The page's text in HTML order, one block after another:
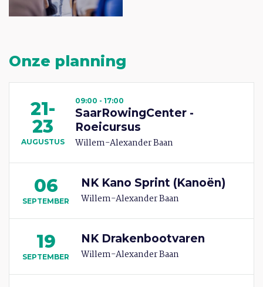
Onze planning
21-
23
AUGUSTUS
09:00 - 17:00
SaarRowingCenter -
Roeicursus
Willem-Alexander Baan
06
SEPTEMBER
NK Kano Sprint (Kanoën)
Willem-Alexander Baan
19
SEPTEMBER
NK Drakenbootvaren
Willem-Alexander Baan